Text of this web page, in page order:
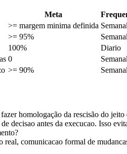
Meta
>= margem minima definida Semanal
>= 95% Semanal
100% Diario
0 Semanal
>= 90% Semanal
homologação da rescisão do
decisao antes da execucao. Isso
comunicacao formal de